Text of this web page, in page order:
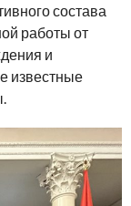
состава
работы от
и
известные